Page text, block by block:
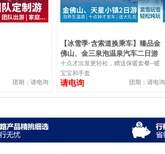
团期：请电询
【冰雪季·含索道换乘车】臻品金
佛山、金三泉泡温泉汽车二日游
十点才出发更轻松，赠送保暖套餐--暖
宝宝和手套
请电询 团期：请电询